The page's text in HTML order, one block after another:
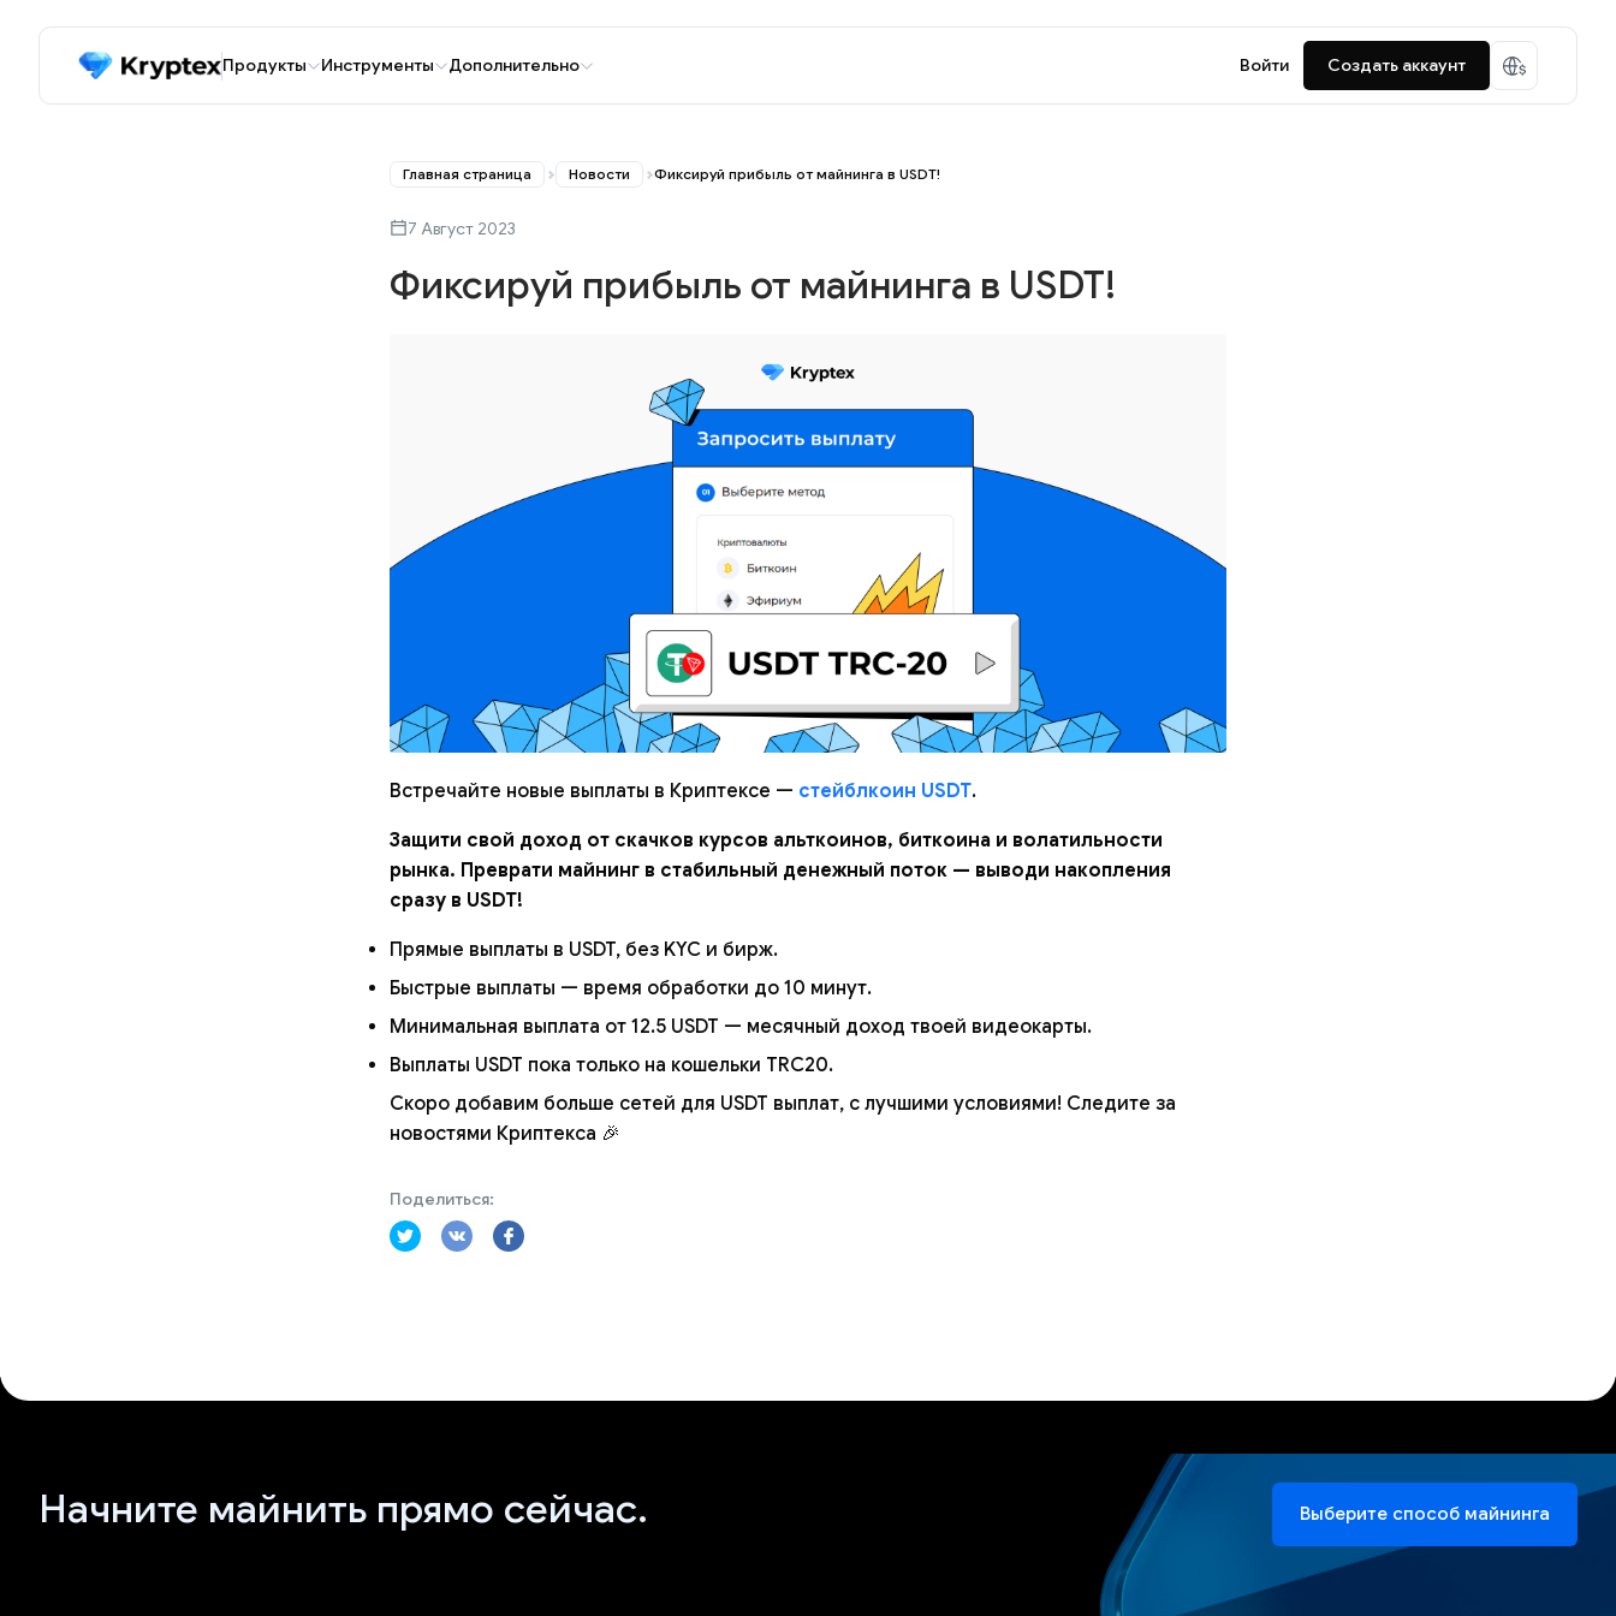
Продукты Инструменты Дополнительно Войти Создать аккаунт
Главная страница Новости Фиксируй прибыль от майнинга в USDT!
7 Август 2023
Фиксируй прибыль от майнинга в USDT!
Встречайте новые выплаты в Криптексе — стейблкоин USDT.
Защити свой доход от скачков курсов альткоинов, биткоина и волатильности
рынка. Преврати майнинг в стабильный денежный поток — выводи накопления
сразу в USDT!
Прямые выплаты в USDT, без KYC и бирж.
Быстрые выплаты — время обработки до 10 минут.
Минимальная выплата от 12.5 USDT — месячный доход твоей видеокарты.
Выплаты USDT пока только на кошельки TRC20.
Скоро добавим больше сетей для USDT выплат, с лучшими условиями! Следите за
новостями Криптекса 🎉
Поделиться:
Начните майнить прямо сейчас. Выберите способ майнинга